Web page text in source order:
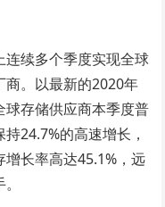
连续多个季度实现全球
商。以最新的2020年
存储供应商本季度普
24.7%的高速增长，
长率高达45.1%，远